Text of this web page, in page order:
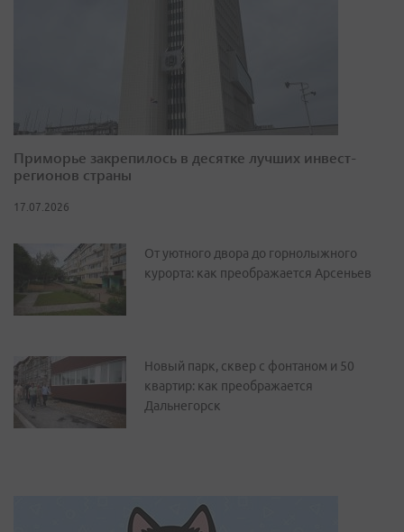
Приморье закрепилось в десятке лучших инвест-
регионов страны
17.07.2026
От уютного двора до горнолыжного
курорта: как преображается Арсеньев
Новый парк, сквер с фонтаном и 50
квартир: как преображается
Дальнегорск